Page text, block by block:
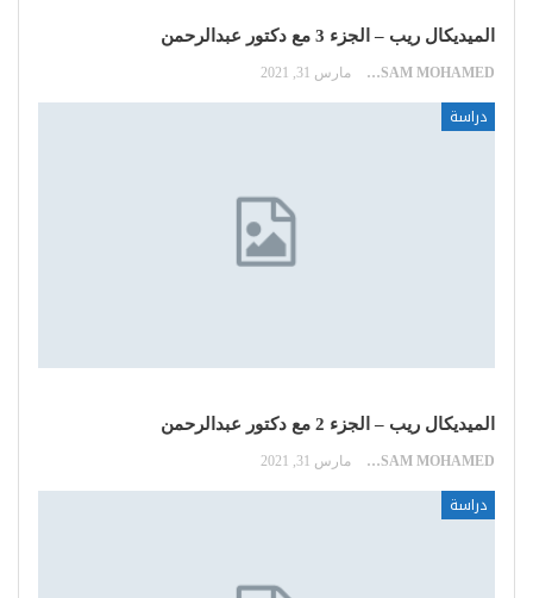
الميديكال ريب – الجزء 3 مع دكتور عبدالرحمن
HOSSAM MOHAMED مارس 31, 2021
دراسة
الميديكال ريب – الجزء 2 مع دكتور عبدالرحمن
HOSSAM MOHAMED مارس 31, 2021
دراسة